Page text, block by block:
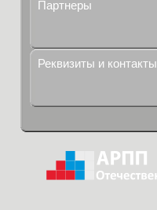
Партнеры
Реквизиты и контакты